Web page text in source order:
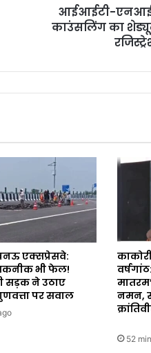
आईआईटी-
काउंसलिंग का
एक्सप्रेसवे:
भी फेल!
सड़क ने उठाए
पर सवाल
नमन,
52